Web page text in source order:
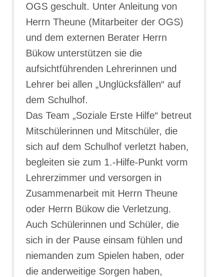
OGS geschult. Unter Anleitung von
Herrn Theune (Mitarbeiter der OGS)
und dem externen Berater Herrn
Bükow unterstützen sie die
aufsichtführenden Lehrerinnen und
Lehrer bei allen „Unglücksfällen“ auf
dem Schulhof.
Das Team „Soziale Erste Hilfe“ betreut
Mitschülerinnen und Mitschüler, die
sich auf dem Schulhof verletzt haben,
begleiten sie zum 1.-Hilfe-Punkt vorm
Lehrerzimmer und versorgen in
Zusammenarbeit mit Herrn Theune
oder Herrn Bükow die Verletzung.
Auch Schülerinnen und Schüler, die
sich in der Pause einsam fühlen und
niemanden zum Spielen haben, oder
die anderweitige Sorgen haben,